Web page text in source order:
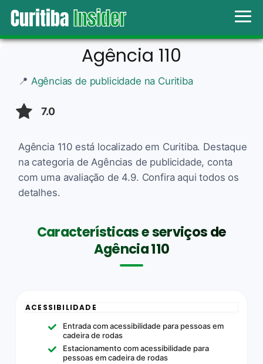
Agência 110
📍 Agências de publicidade na Curitiba
7.0
Agência 110 está localizado em Curitiba. Destaque
na categoria de Agências de publicidade, conta
com uma avaliação de 4.9. Confira aqui todos os
detalhes.
Características e serviços de
Agência 110
ACESSIBILIDADE
Entrada com acessibilidade para pessoas em
cadeira de rodas
Estacionamento com acessibilidade para
pessoas em cadeira de rodas